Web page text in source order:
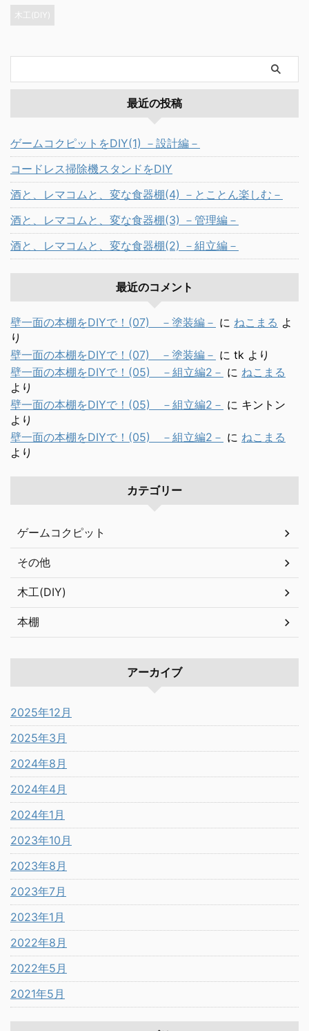
木工(DIY)
最近の投稿
ゲームコクピットをDIY(1) －設計編－
コードレス掃除機スタンドをDIY
酒と、レマコムと、変な食器棚(4) －とことん楽しむ－
酒と、レマコムと、変な食器棚(3) －管理編－
酒と、レマコムと、変な食器棚(2) －組立編－
最近のコメント
壁一面の本棚をDIYで！(07) －塗装編－ に ねこまる よ
り
壁一面の本棚をDIYで！(07) －塗装編－ に tk より
壁一面の本棚をDIYで！(05) －組立編2－ に ねこまる
より
壁一面の本棚をDIYで！(05) －組立編2－ に キントン
より
壁一面の本棚をDIYで！(05) －組立編2－ に ねこまる
より
カテゴリー
ゲームコクピット
その他
木工(DIY)
本棚
アーカイブ
2025年12月
2025年3月
2024年8月
2024年4月
2024年1月
2023年10月
2023年8月
2023年7月
2023年1月
2022年8月
2022年5月
2021年5月